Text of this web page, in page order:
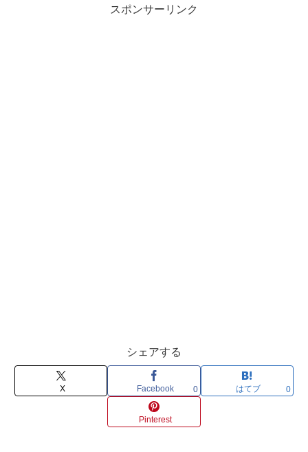
スポンサーリンク
シェアする
X Facebook 0 はてブ 0
Pinterest